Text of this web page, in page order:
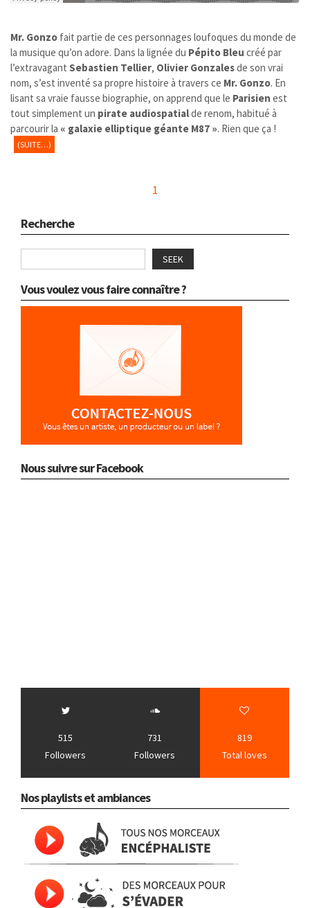
Mr. Gonzo fait partie de ces personnages loufoques du monde de
la musique qu’on adore. Dans la lignée du Pépito Bleu créé par
l’extravagant Sebastien Tellier, Olivier Gonzalesde son vrai
nom, s’est inventé sa propre histoire à travers ce Mr. Gonzo. En
lisant sa vraie fausse biographie, on apprend que le Parisien est
tout simplement un pirate audiospatialde renom, habitué à
parcourir la « galaxie elliptique géante M87 ». Rien que ça !
(SUITE…)
1
Recherche
SEEK
Vous voulez vous faire connaître ?
Nous suivre sur Facebook
515
Followers
731
Followers
819
Total loves
Nos playlists et ambiances